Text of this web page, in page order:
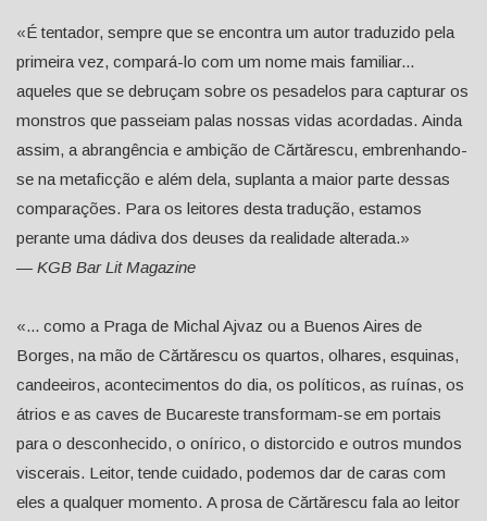
«É tentador, sempre que se encontra um autor traduzido pela
primeira vez, compará-lo com um nome mais familiar...
aqueles que se debruçam sobre os pesadelos para capturar os
monstros que passeiam palas nossas vidas acordadas. Ainda
assim, a abrangência e ambição de Cărtărescu, embrenhando-
se na metaficção e além dela, suplanta a maior parte dessas
comparações. Para os leitores desta tradução, estamos
perante uma dádiva dos deuses da realidade alterada.»
— KGB Bar Lit Magazine
«... como a Praga de Michal Ajvaz ou a Buenos Aires de
Borges, na mão de Cărtărescu os quartos, olhares, esquinas,
candeeiros, acontecimentos do dia, os políticos, as ruínas, os
átrios e as caves de Bucareste transformam-se em portais
para o desconhecido, o onírico, o distorcido e outros mundos
viscerais. Leitor, tende cuidado, podemos dar de caras com
eles a qualquer momento. A prosa de Cărtărescu fala ao leitor